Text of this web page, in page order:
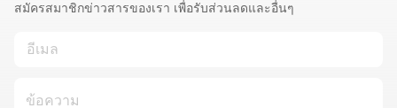
สมัครสมาชิกข่าวสารของเรา เพื่อรับส่วนลดและอื่นๆ